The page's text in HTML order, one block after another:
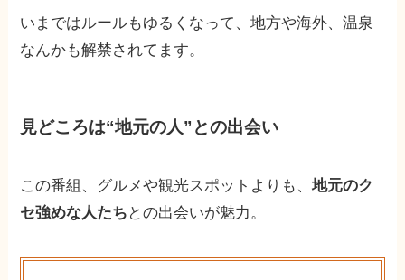
いまではルールもゆるくなって、地方や海外、温泉
なんかも解禁されてます。
見どころは“地元の人”との出会い
この番組、グルメや観光スポットよりも、地元のク
セ強めな人たち との出会いが魅力。